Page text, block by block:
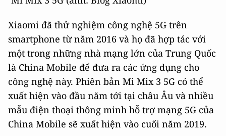
Xiaomi đã thử nghiệm công nghệ 5G trên
smartphone từ năm 2016 và họ đã hợp tác với
một trong những nhà mạng lớn của Trung Quốc
là China Mobile để đưa ra các ứng dụng cho
công nghệ này. Phiên bản Mi Mix 3 5G có thể
xuất hiện vào đầu năm tới tại châu Âu và nhiều
mẫu điện thoại thông minh hỗ trợ mạng 5G của
China Mobile sẽ xuất hiện vào cuối năm 2019.